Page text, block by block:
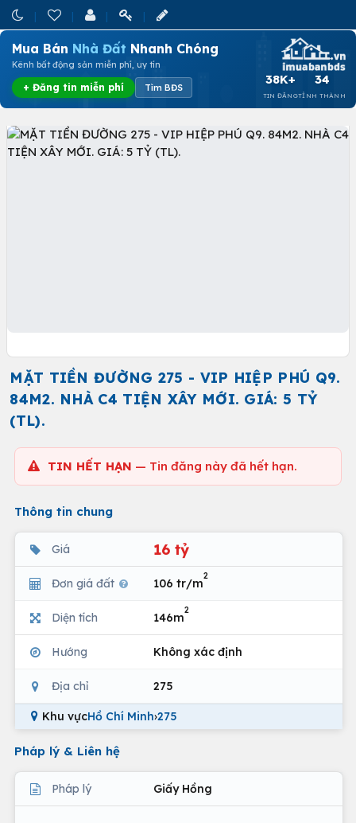
Mua Bán Nhà Đất Nhanh Chóng
Kênh bất động sản miễn phí, uy tín
+ Đăng tin miễn phí Tìm BĐS
38K+
TIN ĐĂNG
34
TỈNH THÀNH
MẶT TIỀN ĐƯỜNG 275 - VIP HIỆP PHÚ Q9.
84M2. NHÀ C4 TIỆN XÂY MỚI. GIÁ: 5 TỶ
(TL).
TIN HẾT HẠN — Tin đăng này đã hết hạn.
Thông tin chung
Giá 16 tỷ
Đơn giá đất 106 tr/m
2
Diện tích 146m
2
Hướng Không xác định
Địa chỉ 275
Khu vựcHồ Chí Minh›275
Pháp lý & Liên hệ
Pháp lý Giấy Hồng